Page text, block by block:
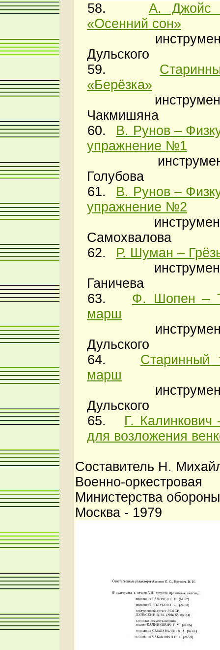
58.
А. Джойс
«Осенний сон»
Дульского
59.
«Берёзка»
Чакмишяна
60.
В. Рунов –
упражнение №1
Голубова
61.
В. Рунов –
упражнение №2
Самохвалова
62.
Р. Шуман –
Ганичева
63.
Ф. Шопен –
марш
Дульского
64.
Старинный
марш
Дульского
65.
Г.
для возложения
Составитель Н.
Военно-
Министерства
Москва - 1979